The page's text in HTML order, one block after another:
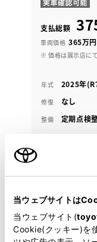
当ウェブサイトは
当ウェブサイト(
Cookie(クッキー)を
支払総額
車両価格 365万円
※ 価格は展示店に
年式 2025年
修復 なし
整備 定期点検